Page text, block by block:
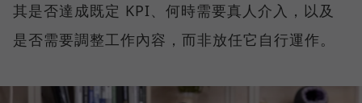
其是否達成既定 KPI、何時需要真人介入，以及
是否需要調整工作內容，而非放任它自行運作。